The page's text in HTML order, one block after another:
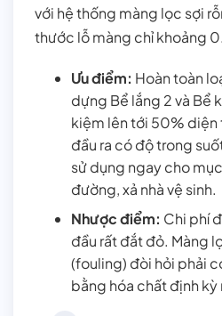
với hệ thống màng lọc sợi
thước lỗ màng chỉ khoảng
Ưu điểm: Hoàn toàn
dựng Bể lắng 2 và Bể
kiệm lên tới 50%
đầu ra có độ trong
sử dụng ngay cho
đường, xả nhà vệ sinh.
Nhược điểm: Chi phí
đầu rất đắt đỏ. Màng
(fouling) đòi hỏi phải
bằng hóa chất định